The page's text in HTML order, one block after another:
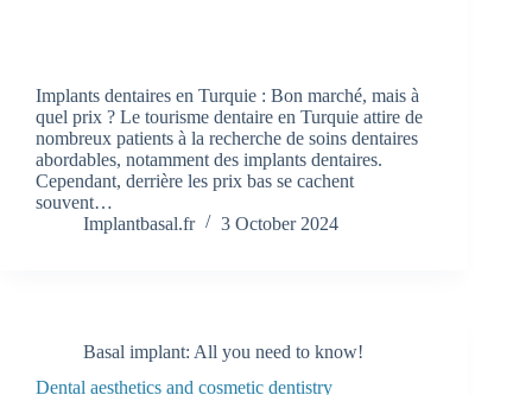
Implants dentaires en Turquie : Bon marché, mais à
quel prix ? Le tourisme dentaire en Turquie attire de
nombreux patients à la recherche de soins dentaires
abordables, notamment des implants dentaires.
Cependant, derrière les prix bas se cachent
souvent…
Implantbasal.fr
3 October 2024
Basal implant: All you need to know!
Dental aesthetics and cosmetic dentistry